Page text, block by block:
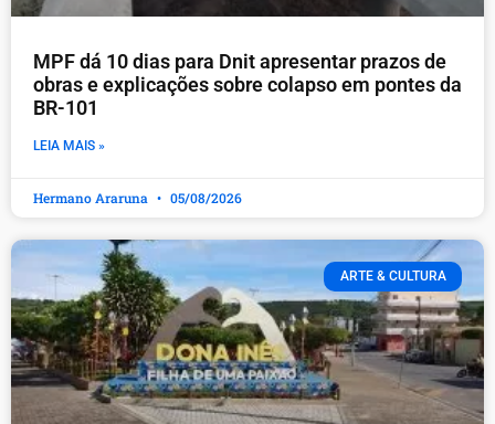
MPF dá 10 dias para Dnit apresentar prazos de
obras e explicações sobre colapso em pontes da
BR-101
LEIA MAIS »
Hermano Araruna 05/08/2026
ARTE & CULTURA